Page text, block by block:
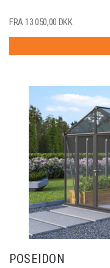
FRA 13.050,00 DKK
POSEIDON